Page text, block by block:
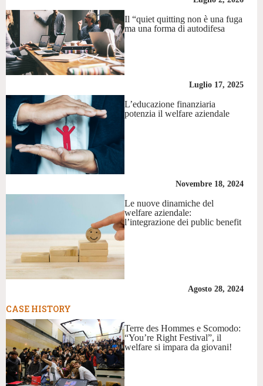
Il “quiet quitting non è una fuga
ma una forma di autodifesa
Luglio 17, 2025
L’educazione finanziaria
potenzia il welfare aziendale
Novembre 18, 2024
Le nuove dinamiche del
welfare aziendale:
l’integrazione dei public benefit
Agosto 28, 2024
CASE HISTORY
Terre des Hommes e Scomodo:
“You’re Right Festival”, il
welfare si impara da giovani!